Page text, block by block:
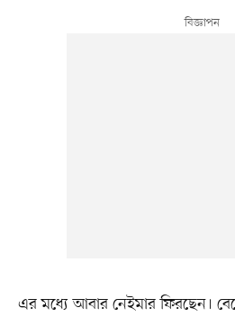
এর মধ্যে আবার নেইমার ফিরছেন।